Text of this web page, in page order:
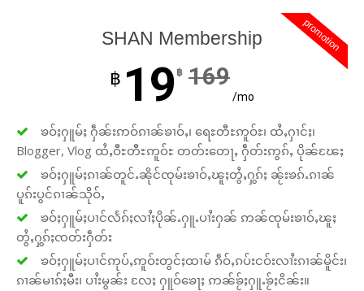
promotion
SHAN Membership
฿ 19 ฿ 169
/mo
ၶဝ်ႈႁူမ်ႈ ႁဵၼ်းဢဝ်ၵၢၼ်ၶၢဝ်ႇ၊ ရေႊတီႊဢူဝ်ႊ၊ ထႆႇႁၢင်ႈ၊
Blogger, Vlog ထႆႇဝီႊတီႊဢူဝ်ႊ တတ်းတေႃႇ ႁဵတ်းဢွၵ်ႇ ပိုၼ်ၽႄႈ
ၶဝ်ႈႁူမ်ႈၵၢၼ်တူင်ႉၼိုင်ၸုမ်းၶၢဝ်ႇၽူႈတွႆႇႁွၵ်ႈ ၼႂ်းၶၵ်ႉၵၢၼ်
ပူၵ်းပွင်ၵၢၼ်သိုဝ်ႇ
ၶဝ်ႈႁူမ်ႈပၢင်လႅၵ်ႈလၢႆႈပိုၼ်ႉႁူႉပၢႆးႁၼ် ဢၼ်ၸုမ်းၶၢဝ်ႇၽူႈ
တွႆႇႁွၵ်ႈၸတ်းႁဵတ်း
ၶဝ်ႈႁူမ်ႈပၢင်ဢုပ်ႇဢူဝ်းတွင်ႈထၢမ် ၵဵဝ်ႇၵပ်းငဝ်းလၢႆးၵၢၼ်မိူင်း၊
ၵၢၼ်မၢၵ်ႈမီး၊ ပၢႆးမွၼ်း လႄႈ ႁူဝ်ၶေႃႈ ဢၼ်ၶႂ်ႈႁူႉၶႂ်ႈငိၼ်း။